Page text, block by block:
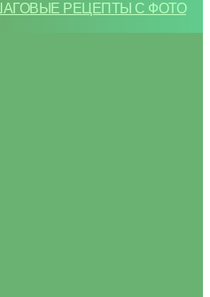
РЕЦЕПТЫ С ФОТО